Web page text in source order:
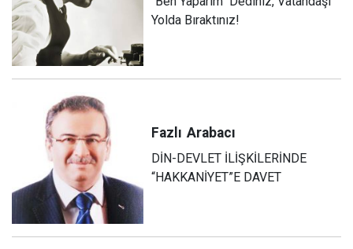
Yolda Bıraktınız!
Fazlı Arabacı
DİN-DEVLET İLİŞKİLERİNDE
“HAKKANİYET”E DAVET